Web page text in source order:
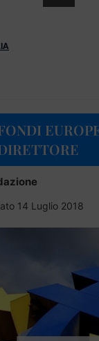
14 Luglio 2018